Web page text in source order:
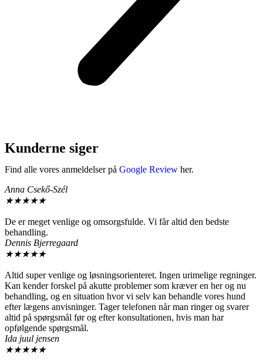
Kunderne siger
Find alle vores anmeldelser på Google Review her.
Anna Csekő-Szél
★★★★★
De er meget venlige og omsorgsfulde. Vi får altid den bedste
behandling.
Dennis Bjerregaard
★★★★★
Altid super venlige og løsningsorienteret. Ingen urimelige regninger.
Kan kender forskel på akutte problemer som kræver en her og nu
behandling, og en situation hvor vi selv kan behandle vores hund
efter lægens anvisninger. Tager telefonen når man ringer og svarer
altid på spørgsmål før og efter konsultationen, hvis man har
opfølgende spørgsmål.
Ida juul jensen
★★★★★